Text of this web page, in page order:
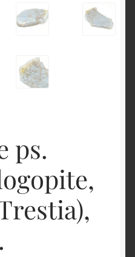
ps.